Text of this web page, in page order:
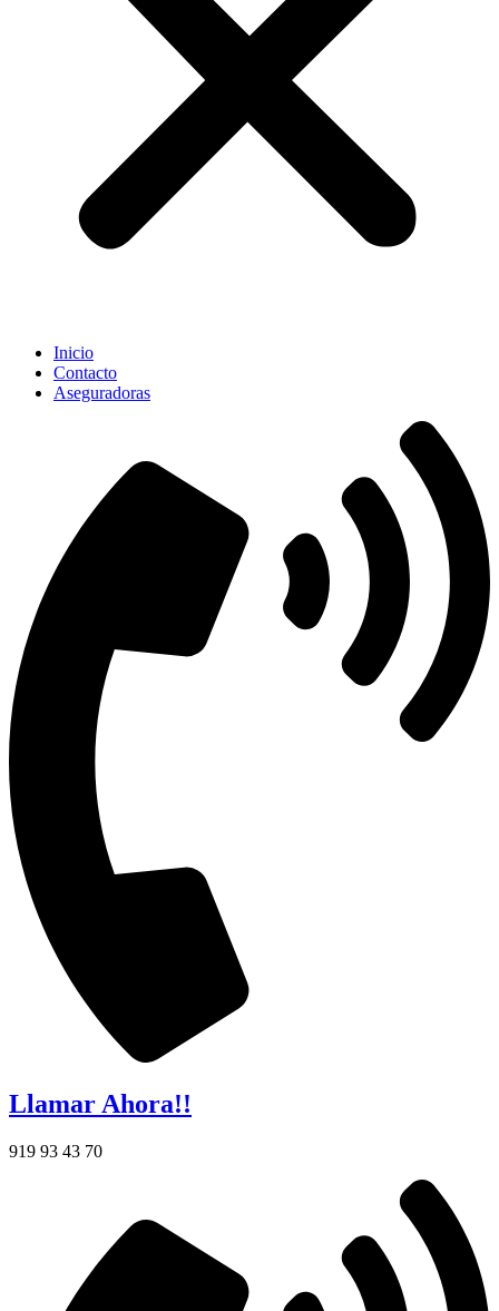
Inicio
Contacto
Aseguradoras
Llamar Ahora!!
919 93 43 70